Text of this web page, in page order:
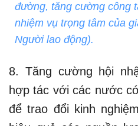
đường, tăng cường công
nhiệm vụ trọng tâm của
Người lao động).
8. Tăng cường hội
hợp tác với các nước
để trao đổi kinh